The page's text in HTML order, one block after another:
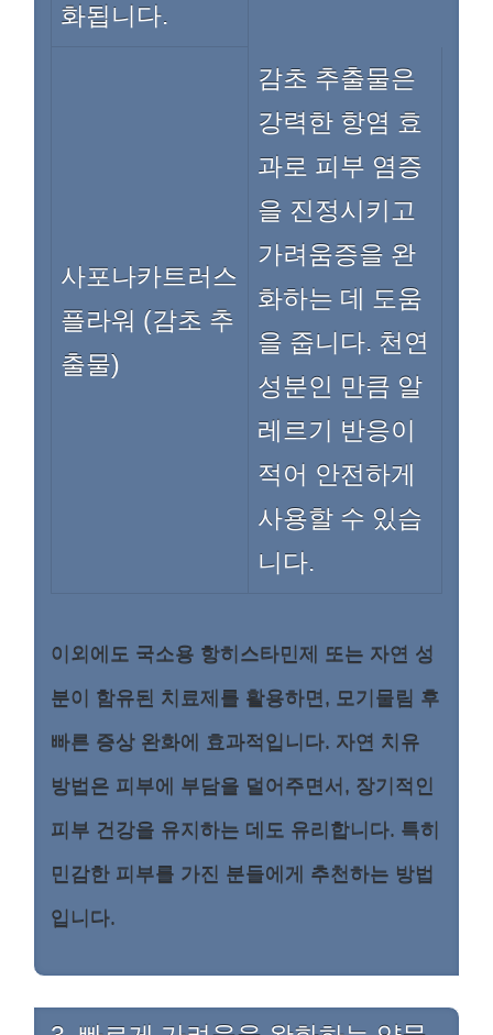
화됩니다.
사포나카트러스
플라워 (감초 추
출물)
감초 추출물은
강력한 항염 효
과로 피부 염증
을 진정시키고
가려움증을 완
화하는 데 도움
을 줍니다. 천연
성분인 만큼 알
레르기 반응이
적어 안전하게
사용할 수 있습
니다.
이외에도 국소용 항히스타민제 또는 자연 성
분이 함유된 치료제를 활용하면, 모기물림 후
빠른 증상 완화에 효과적입니다. 자연 치유
방법은 피부에 부담을 덜어주면서, 장기적인
피부 건강을 유지하는 데도 유리합니다. 특히
민감한 피부를 가진 분들에게 추천하는 방법
입니다.